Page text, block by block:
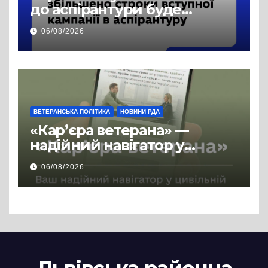
до аспірантури буде
продовжено
06/08/2026
ВЕТЕРАНСЬКА ПОЛІТИКА НОВИНИ РДА
«Кар’єра ветерана» —
надійний навігатор у
цивільній професії
06/08/2026